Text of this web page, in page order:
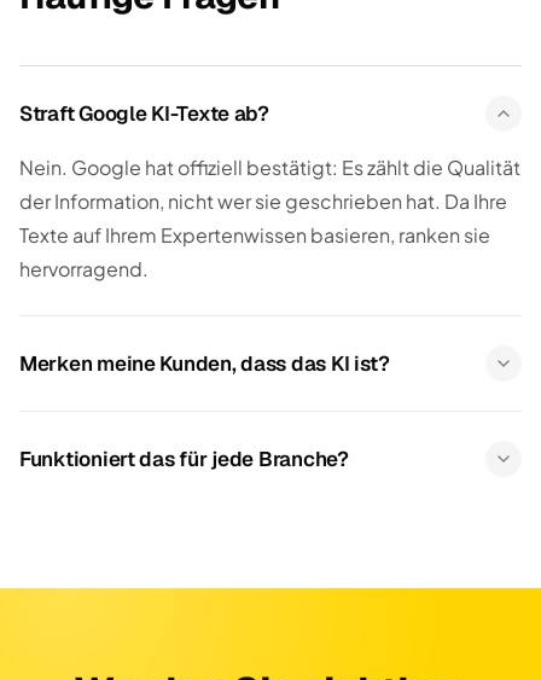
Straft Google KI-Texte ab?
Nein. Google hat offiziell bestätigt: Es zählt die Qualität
der Information, nicht wer sie geschrieben hat. Da Ihre
Texte auf Ihrem Expertenwissen basieren, ranken sie
hervorragend.
Merken meine Kunden, dass das KI ist?
Funktioniert das für jede Branche?